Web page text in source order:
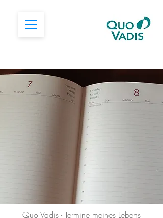
Quo Vadis - Termine meines Lebens